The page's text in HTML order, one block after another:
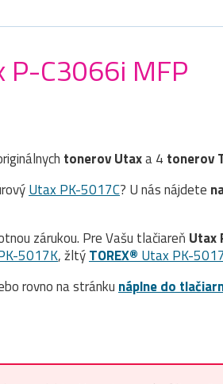
C3066i MFP
tonerovUtaxa 4 tonerov
Utax PK-5017C? U nás nájdete
zárukou. Pre Vašu tlačiareň Utax
5017K, žltýTOREX® Utax PK-
rovno na stránku náplne do